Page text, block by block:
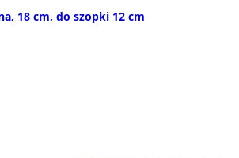
18 cm, do szopki 12 cm